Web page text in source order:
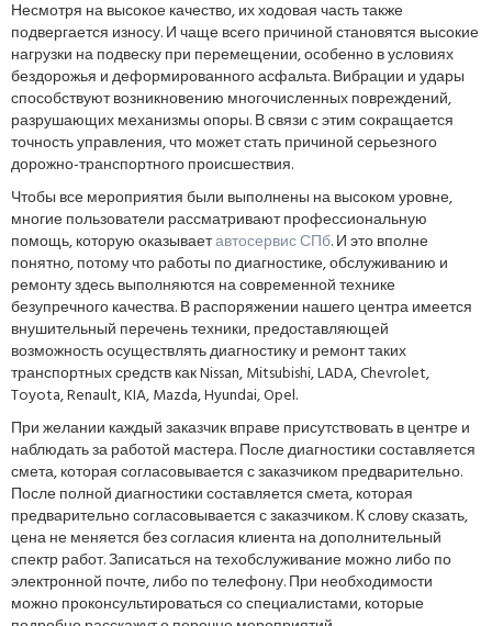
Несмотря на высокое качество, их ходовая часть также
подвергается износу. И чаще всего причиной становятся высокие
нагрузки на подвеску при перемещении, особенно в условиях
бездорожья и деформированного асфальта. Вибрации и удары
способствуют возникновению многочисленных повреждений,
разрушающих механизмы опоры. В связи с этим сокращается
точность управления, что может стать причиной серьезного
дорожно-транспортного происшествия.
Чтобы все мероприятия были выполнены на высоком уровне,
многие пользователи рассматривают профессиональную
помощь, которую оказываетавтосервис СПб. И это вполне
понятно, потому что работы по диагностике, обслуживанию и
ремонту здесь выполняются на современной технике
безупречного качества. В распоряжении нашего центра имеется
внушительный перечень техники, предоставляющей
возможность осуществлять диагностику и ремонт таких
транспортных средств как Nissan, Mitsubishi, LADA, Chevrolet,
Toyota, Renault, KIA, Mazda, Hyundai, Opel.
При желании каждый заказчик вправе присутствовать в центре и
наблюдать за работой мастера. После диагностики составляется
смета, которая согласовывается с заказчиком предварительно.
После полной диагностики составляется смета, которая
предварительно согласовывается с заказчиком. К слову сказать,
цена не меняется без согласия клиента на дополнительный
спектр работ. Записаться на техобслуживание можно либо по
электронной почте, либо по телефону. При необходимости
можно проконсультироваться со специалистами, которые